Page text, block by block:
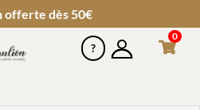
offerte dès 50€
0